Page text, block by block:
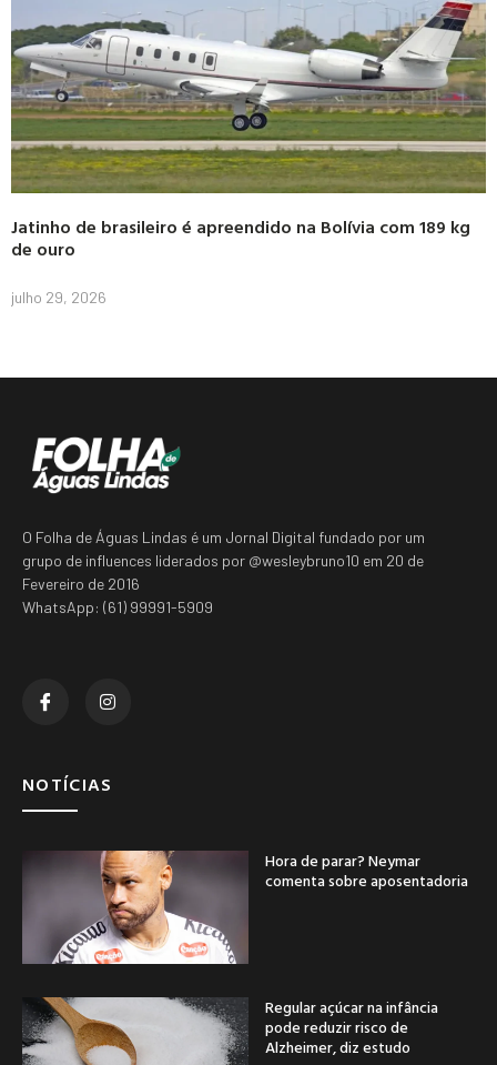
Jatinho de brasileiro é apreendido na Bolívia com 189 kg
de ouro
julho 29, 2026
O Folha de Águas Lindas é um Jornal Digital fundado por um
grupo de influences liderados por @wesleybruno10 em 20 de
Fevereiro de 2016
WhatsApp: (61) 99991-5909
NOTÍCIAS
Hora de parar? Neymar
comenta sobre aposentadoria
Regular açúcar na infância
pode reduzir risco de
Alzheimer, diz estudo